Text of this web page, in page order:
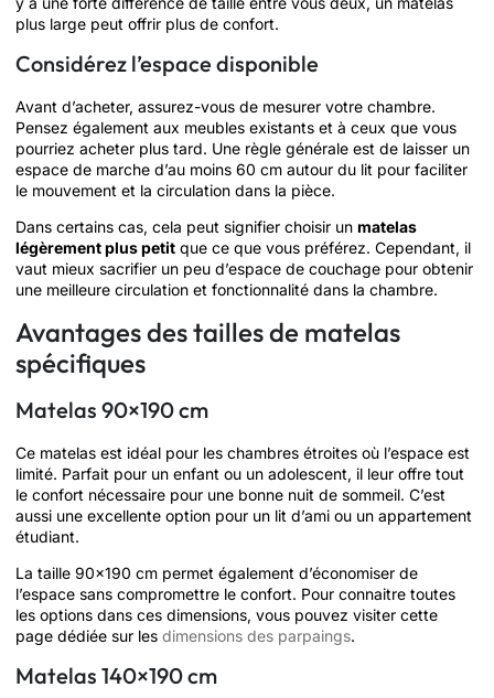
plus large peut offrir plus de confort.
Considérez l’espace disponible
Avant d’acheter, assurez-vous de mesurer votre chambre.
Pensez également aux meubles existants et à ceux que vous
pourriez acheter plus tard. Une règle générale est de laisser un
espace de marche d’au moins 60 cm autour du lit pour faciliter
le mouvement et la circulation dans la pièce.
Dans certains cas, cela peut signifier choisir un matelas
légèrement plus petit que ce que vous préférez. Cependant, il
vaut mieux sacrifier un peu d’espace de couchage pour obtenir
une meilleure circulation et fonctionnalité dans la chambre.
Avantages des tailles de matelas
spécifiques
Matelas 90×190 cm
Ce matelas est idéal pour les chambres étroites où l’espace est
limité. Parfait pour un enfant ou un adolescent, il leur offre tout
le confort nécessaire pour une bonne nuit de sommeil. C’est
aussi une excellente option pour un lit d’ami ou un appartement
étudiant.
La taille 90×190 cm permet également d’économiser de
l’espace sans compromettre le confort. Pour connaitre toutes
les options dans ces dimensions, vous pouvez visiter cette
page dédiée sur les dimensions des parpaings.
Matelas 140×190 cm